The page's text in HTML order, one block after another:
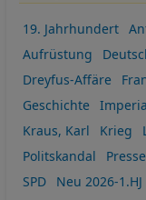
19. Jahrhundert
Aufrüstung
Dreyfus-Affäre
Geschichte
Kraus, Karl
Krieg
Politskandal
Presse
SPD
Neu 2026-1.HJ